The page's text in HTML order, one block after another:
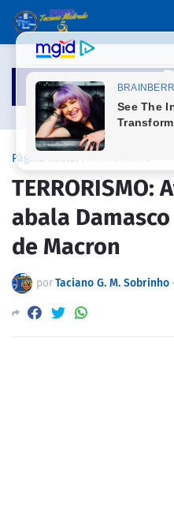
Página inicial
TERRORISMO:
abala
de Macron
porTaciano G. M. Sobrinho